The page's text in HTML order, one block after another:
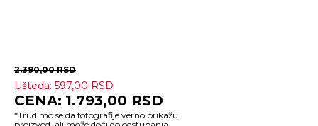
2.390,00RSD
Ušteda: 597,00 RSD
1.793,00 RSD